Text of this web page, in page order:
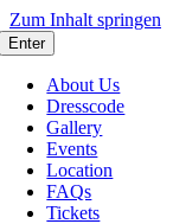
Zum Inhalt springen
Enter
About Us
Dresscode
Gallery
Events
Location
FAQs
Tickets